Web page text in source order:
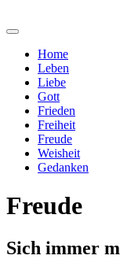
Home
Leben
Liebe
Gott
Frieden
Freiheit
Freude
Weisheit
Gedanken
Freude
Sich immer